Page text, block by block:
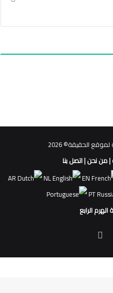
الحقيقة© 2026
|من نحن|اتصل بنا
AR
NL EN
PT
الرابع
فيسبوك
الموقع